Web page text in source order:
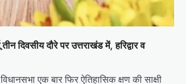
तीन दिवसीय दौरे पर उत्तराखंड में, हरिद्वार व
एक बार फिर ऐतिहासिक क्षण की साक्षी